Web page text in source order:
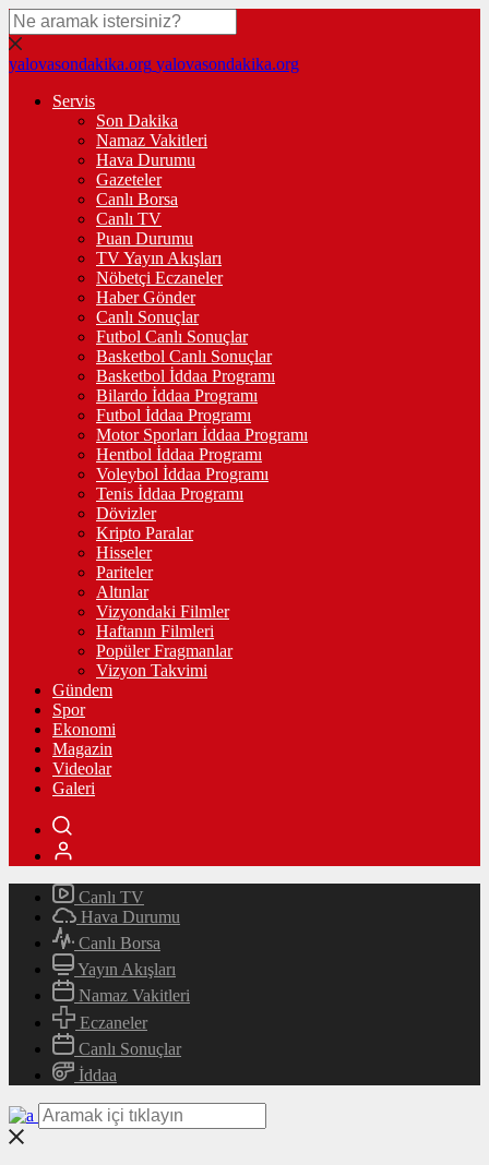
yalovasondakika.org yalovasondakika.org
Servis
Son Dakika
Namaz Vakitleri
Hava Durumu
Gazeteler
Canlı Borsa
Canlı TV
Puan Durumu
TV Yayın Akışları
Nöbetçi Eczaneler
Haber Gönder
Canlı Sonuçlar
Futbol Canlı Sonuçlar
Basketbol Canlı Sonuçlar
Basketbol İddaa Programı
Bilardo İddaa Programı
Futbol İddaa Programı
Motor Sporları İddaa Programı
Hentbol İddaa Programı
Voleybol İddaa Programı
Tenis İddaa Programı
Dövizler
Kripto Paralar
Hisseler
Pariteler
Altınlar
Vizyondaki Filmler
Haftanın Filmleri
Popüler Fragmanlar
Vizyon Takvimi
Gündem
Spor
Ekonomi
Magazin
Videolar
Galeri
Canlı TV
Hava Durumu
Canlı Borsa
Yayın Akışları
Namaz Vakitleri
Eczaneler
Canlı Sonuçlar
İddaa